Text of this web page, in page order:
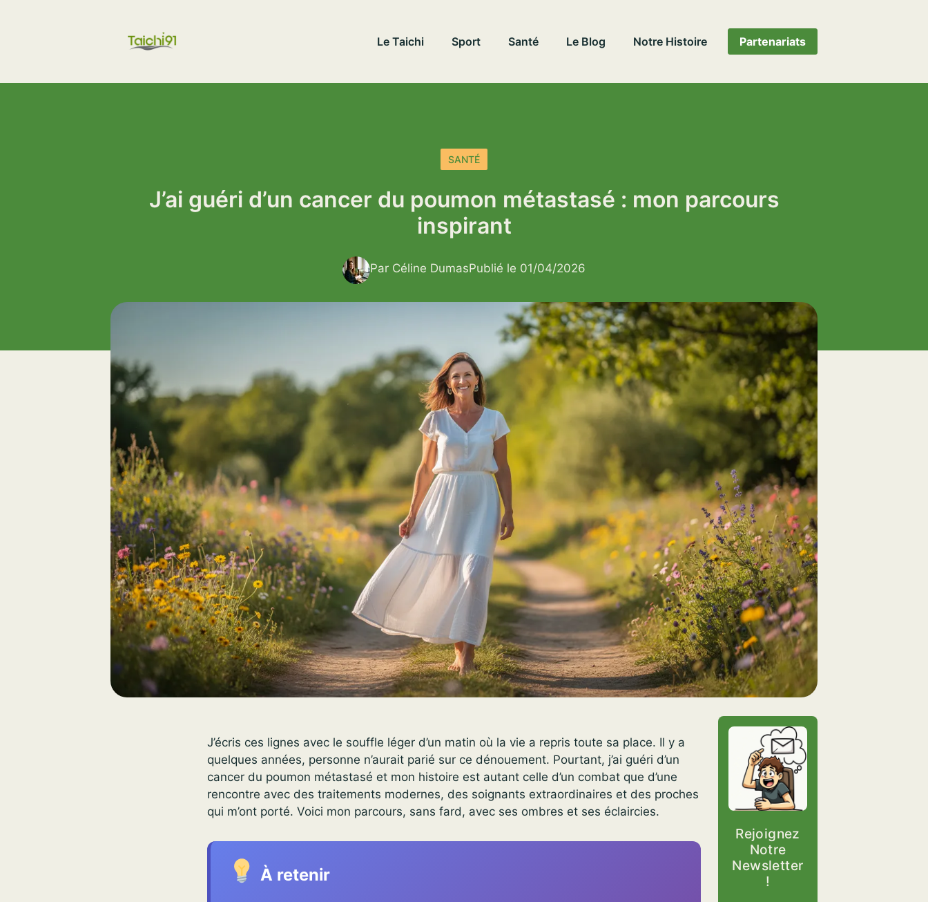
Le Taichi Sport Santé Le Blog Notre Histoire Partenariats
SANTÉ
J’ai guéri d’un cancer du poumon métastasé : mon parcours
inspirant
Par Céline DumasPublié le 01/04/2026
J’écris ces lignes avec le souffle léger d’un matin où la vie a repris toute sa place. Il y a
quelques années, personne n’aurait parié sur ce dénouement. Pourtant, j’ai guéri d’un
cancer du poumon métastasé et mon histoire est autant celle d’un combat que d’une
rencontre avec des traitements modernes, des soignants extraordinaires et des proches
qui m’ont porté. Voici mon parcours, sans fard, avec ses ombres et ses éclaircies.
À retenir
Rejoignez
Notre
Newsletter
!